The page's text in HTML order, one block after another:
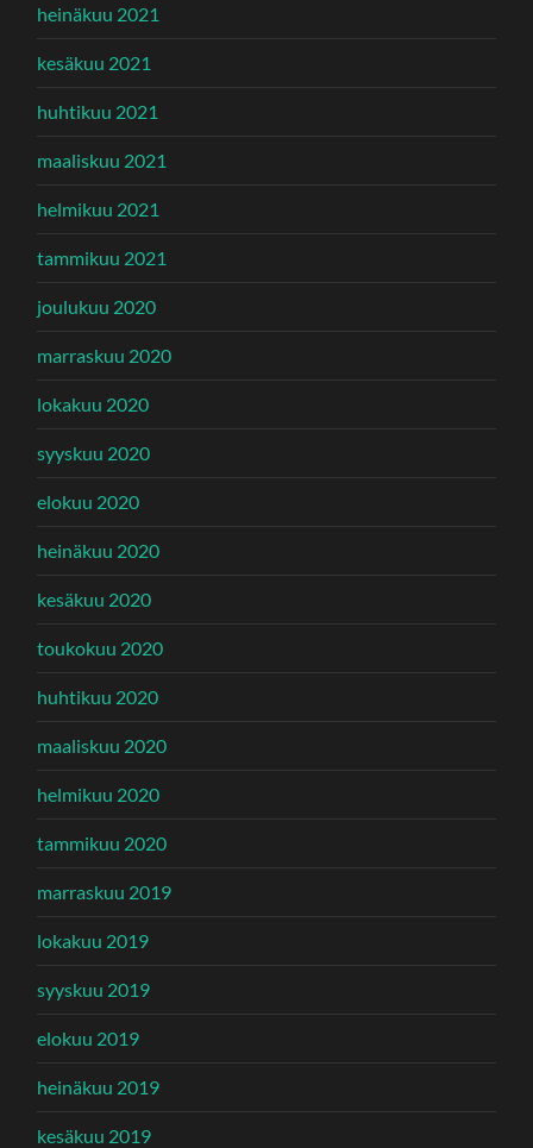
heinäkuu 2021
kesäkuu 2021
huhtikuu 2021
maaliskuu 2021
helmikuu 2021
tammikuu 2021
joulukuu 2020
marraskuu 2020
lokakuu 2020
syyskuu 2020
elokuu 2020
heinäkuu 2020
kesäkuu 2020
toukokuu 2020
huhtikuu 2020
maaliskuu 2020
helmikuu 2020
tammikuu 2020
marraskuu 2019
lokakuu 2019
syyskuu 2019
elokuu 2019
heinäkuu 2019
kesäkuu 2019